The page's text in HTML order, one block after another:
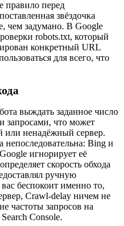
правило перед
звёздочка
чем задумано. В Google
robots.txt, который
конкретный URL
для всего, что
выждать заданное число
запросами, что может
или ненадёжный сервер.
непоследовательна: Bing и
игнорирует её
скорость обхода
ручную
беспокоит именно то,
Crawl-delay ничем не
частоты запросов на
Console.